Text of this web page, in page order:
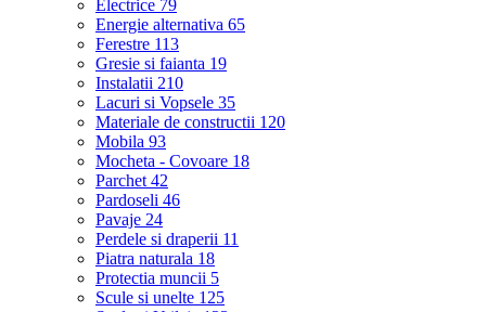
Electrice 79
Energie alternativa 65
Ferestre 113
Gresie si faianta 19
Instalatii 210
Lacuri si Vopsele 35
Materiale de constructii 120
Mobila 93
Mocheta - Covoare 18
Parchet 42
Pardoseli 46
Pavaje 24
Perdele si draperii 11
Piatra naturala 18
Protectia muncii 5
Scule si unelte 125